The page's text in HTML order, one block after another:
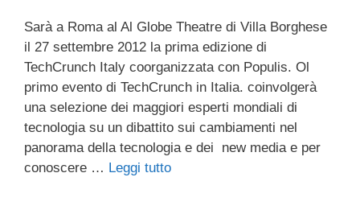
Sarà a Roma al Al Globe Theatre di Villa Borghese
il 27 settembre 2012 la prima edizione di
TechCrunch Italy coorganizzata con Populis. Ol
primo evento di TechCrunch in Italia. coinvolgerà
una selezione dei maggiori esperti mondiali di
tecnologia su un dibattito sui cambiamenti nel
panorama della tecnologia e dei new media e per
conoscere … Leggi tutto